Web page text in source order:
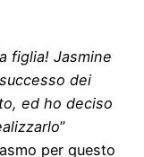
figlia! Jasmine
dei
ed ho deciso
”
per questo